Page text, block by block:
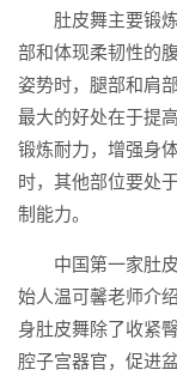
肚皮舞主要锻炼
部和体现柔韧性的
姿势时，腿部和肩
最大的好处在于提
锻炼耐力，增强身
时，其他部位要处
制能力。
中国第一家肚皮
始人温可馨老师介
身肚皮舞除了收紧
腔子宫器官，促进